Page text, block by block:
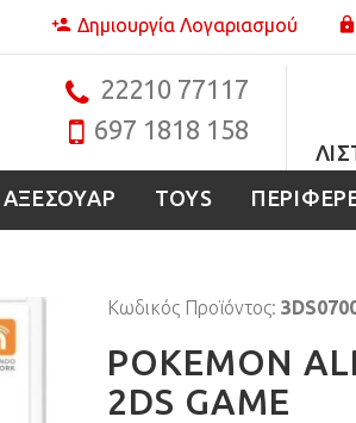
Δημιουργία Λογαριασμού
22210 77117
697 1818 158
ΑΞΕΣΟΥΑΡ TOYS
Κωδικός Προϊόντος:
POKEMON
2DS GAME